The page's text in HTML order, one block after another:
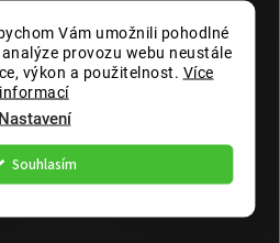
Vám umožnili pohodlné
provozu webu neustále
výkon a použitelnost. Více
informací
Nastavení
Souhlasím